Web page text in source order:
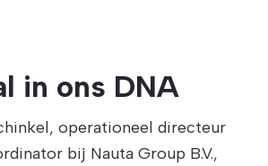
in ons DNA
operationeel directeur
bij Nauta Group B.V.,